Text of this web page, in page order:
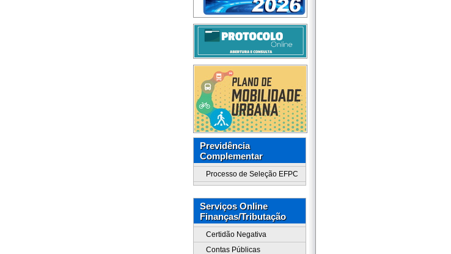
Previdência
Complementar
Processo de Seleção EFPC
Serviços Online
Finanças/Tributação
Certidão Negativa
Contas Públicas